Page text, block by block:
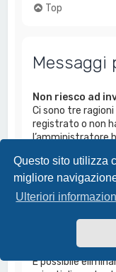
Questo sito utilizza
migliore
Ulteriori
Top
Messaggi
Non riesco ad
Ci sono tre
registrato o non
l’amministratore
tuo caso è
Top
Continuano ad
indesiderati!
È possibile